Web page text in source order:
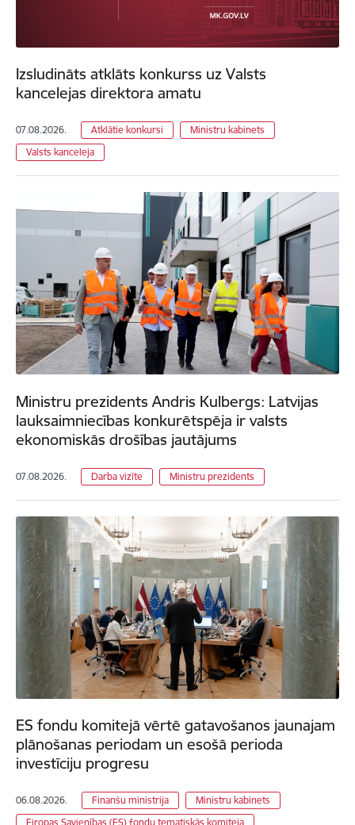
Izsludināts atklāts konkurss uz Valsts
kancelejas direktora amatu
07.08.2026. Atklātie konkursi
Ministru kabinets
Valsts kanceleja
Ministru prezidents Andris Kulbergs: Latvijas
lauksaimniecības konkurētspēja ir valsts
ekonomiskās drošības jautājums
07.08.2026. Darba vizīte Ministru prezidents
ES fondu komitejā vērtē gatavošanos jaunajam
plānošanas periodam un esošā perioda
investīciju progresu
06.08.2026. Finanšu ministrija
Ministru kabinets
Eiropas Savienības (ES) fondu tematiskās komiteja